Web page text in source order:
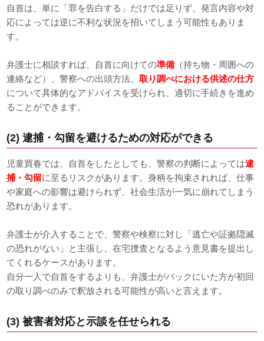
自首は、単に「罪を告白する」だけでは足りず、発言内容や対
応によっては逆に不利な状況を招いてしまう可能性もありま
す。
弁護士に相談すれば、自首に向けての準備（持ち物・周囲への
連絡など）、警察への出頭方法、取り調べにおける供述の仕方
について具体的なアドバイスを受けられ、適切に手続きを進め
ることができます。
(2) 逮捕・勾留を避けるための対応ができる
児童買春では、自首をしたとしても、警察の判断によっては逮
捕・勾留に至るリスクがあります。身柄を拘束されれば、仕事
や家庭への影響は避けられず、社会生活が一気に崩れてしまう
恐れがあります。
弁護士が介入することで、警察や検察に対し「逃亡や証拠隠滅
の恐れがない」と主張し、在宅捜査となるよう意見書を提出し
てくれるケースがあります。
自分一人で自首をするよりも、弁護士がバックにいた方が初回
の取り調べのみで釈放される可能性が高いと言えます。
(3) 被害者対応と示談を任せられる